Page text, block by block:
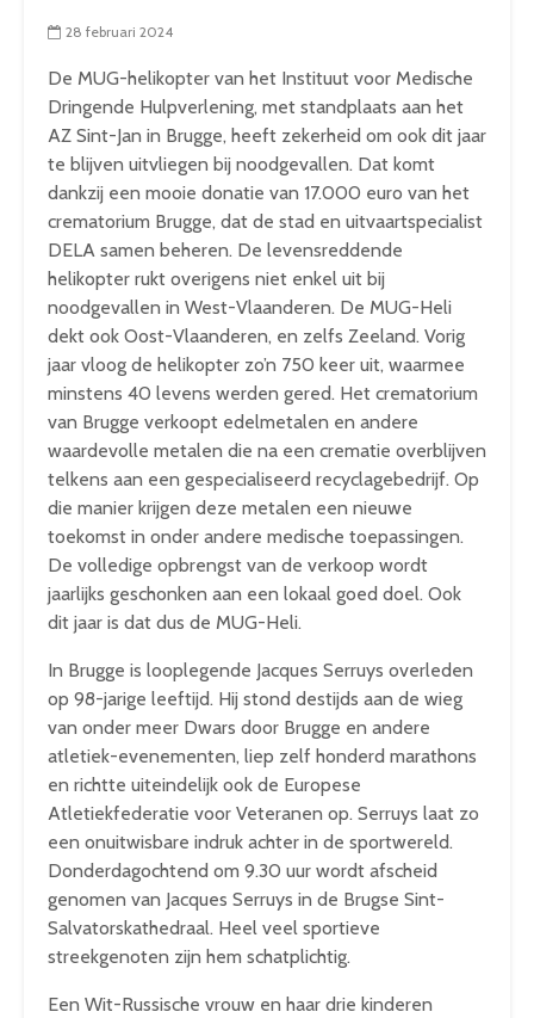
28 februari 2024
De MUG-helikopter van het Instituut voor Medische
Dringende Hulpverlening, met standplaats aan het
AZ Sint-Jan in Brugge, heeft zekerheid om ook dit jaar
te blijven uitvliegen bij noodgevallen. Dat komt
dankzij een mooie donatie van 17.000 euro van het
crematorium Brugge, dat de stad en uitvaartspecialist
DELA samen beheren. De levensreddende
helikopter rukt overigens niet enkel uit bij
noodgevallen in West-Vlaanderen. De MUG-Heli
dekt ook Oost-Vlaanderen, en zelfs Zeeland. Vorig
jaar vloog de helikopter zo’n 750 keer uit, waarmee
minstens 40 levens werden gered. Het crematorium
van Brugge verkoopt edelmetalen en andere
waardevolle metalen die na een crematie overblijven
telkens aan een gespecialiseerd recyclagebedrijf. Op
die manier krijgen deze metalen een nieuwe
toekomst in onder andere medische toepassingen.
De volledige opbrengst van de verkoop wordt
jaarlijks geschonken aan een lokaal goed doel. Ook
dit jaar is dat dus de MUG-Heli.
In Brugge is looplegende Jacques Serruys overleden
op 98-jarige leeftijd. Hij stond destijds aan de wieg
van onder meer Dwars door Brugge en andere
atletiek-evenementen, liep zelf honderd marathons
en richtte uiteindelijk ook de Europese
Atletiekfederatie voor Veteranen op. Serruys laat zo
een onuitwisbare indruk achter in de sportwereld.
Donderdagochtend om 9.30 uur wordt afscheid
genomen van Jacques Serruys in de Brugse Sint-
Salvatorskathedraal. Heel veel sportieve
streekgenoten zijn hem schatplichtig.
Een Wit-Russische vrouw en haar drie kinderen